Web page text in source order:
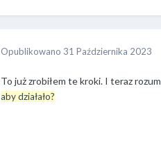
Opublikowano 31 Października 2023
To już zrobiłem te kroki. I teraz
aby działało?